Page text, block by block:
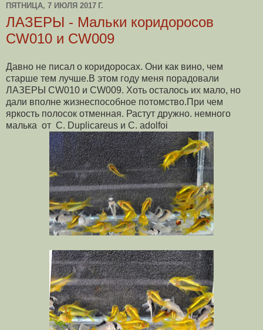
ПЯТНИЦА, 7 ИЮЛЯ 2017 Г.
ЛАЗЕРЫ - Мальки коридоросов
CW010 и CW009
Давно не писал о коридоросах. Они как вино, чем
старше тем лучше.В этом году меня порадовали
ЛАЗЕРЫ CW010 и CW009. Хоть осталось их мало, но
дали вполне жизнеспособное потомство.При чем
яркость полосок отменная. Растут дружно. немного
малька от С. Duplicareus и C. adolfoi